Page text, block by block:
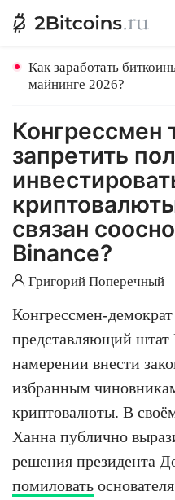
Как заработать
майнинге 2026?
Конгрессмен
запретить
связан
Binance?
Григорий Поперечный
Конгрессмен-
представляющий
намерении внести
избранным
криптовалюты. В
Ханна публично
решения президента
помиловать